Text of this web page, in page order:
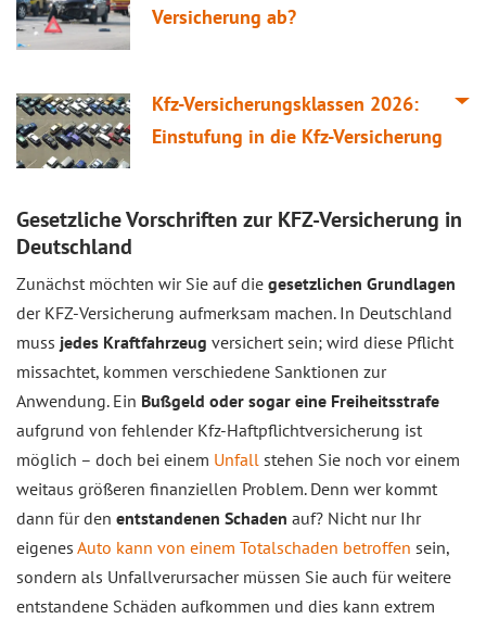
Versicherung ab?
Kfz-Versicherungsklassen 2026:
Einstufung in die Kfz-Versicherung
Gesetzliche Vorschriften zur KFZ-Versicherung in
Deutschland
Zunächst möchten wir Sie auf die gesetzlichen Grundlagen
der KFZ-Versicherung aufmerksam machen. In Deutschland
muss jedes Kraftfahrzeug versichert sein; wird diese Pflicht
missachtet, kommen verschiedene Sanktionen zur
Anwendung. Ein Bußgeld oder sogar eine Freiheitsstrafe
aufgrund von fehlender Kfz-Haftpflichtversicherung ist
möglich – doch bei einem Unfall stehen Sie noch vor einem
weitaus größeren finanziellen Problem. Denn wer kommt
dann für den entstandenen Schaden auf? Nicht nur Ihr
eigenes Auto kann von einem Totalschaden betroffen sein,
sondern als Unfallverursacher müssen Sie auch für weitere
entstandene Schäden aufkommen und dies kann extrem